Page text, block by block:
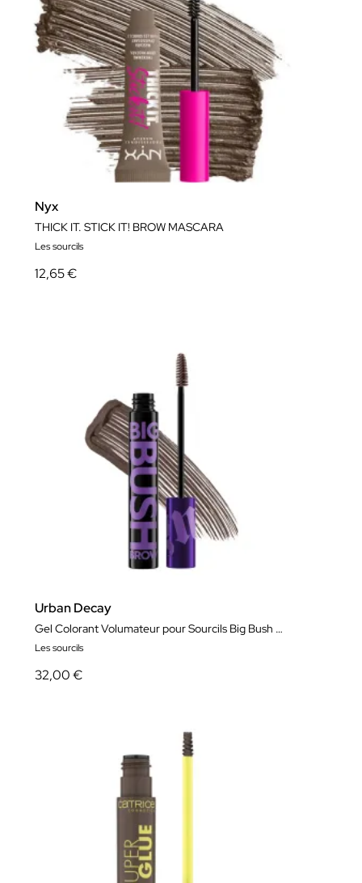
Nyx
THICK IT. STICK IT! BROW MASCARA
Les sourcils
12,65 €
Urban Decay
Gel Colorant Volumateur pour Sourcils Big Bush Brow
Les sourcils
32,00 €